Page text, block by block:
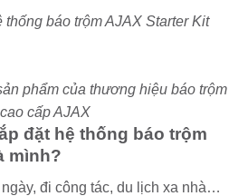
báo trộm AJAX Starter Kit
phẩm của thương hiệu báo trộm
cao cấp AJAX
đặt hệ thống báo trộm
mình?
đi công tác, du lịch xa nhà…